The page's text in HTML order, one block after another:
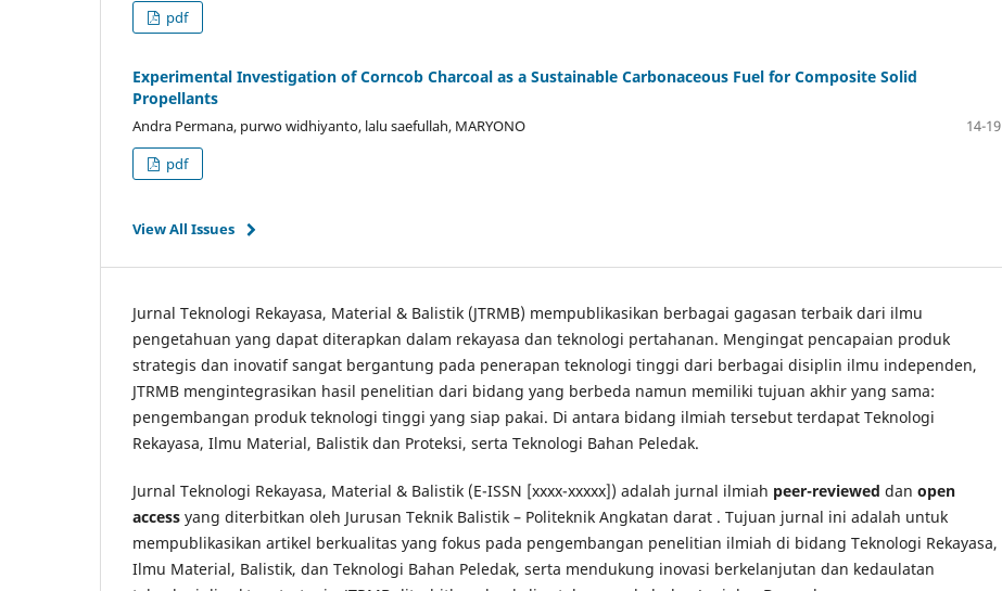
pdf
Experimental Investigation of Corncob Charcoal as a Sustainable Carbonaceous Fuel for Composite Solid
Propellants
Andra Permana, purwo widhiyanto, lalu saefullah, MARYONO
14-19
pdf
View All Issues
Jurnal Teknologi Rekayasa, Material & Balistik (JTRMB) mempublikasikan berbagai gagasan terbaik dari ilmu
pengetahuan yang dapat diterapkan dalam rekayasa dan teknologi pertahanan. Mengingat pencapaian produk
strategis dan inovatif sangat bergantung pada penerapan teknologi tinggi dari berbagai disiplin ilmu independen,
JTRMB mengintegrasikan hasil penelitian dari bidang yang berbeda namun memiliki tujuan akhir yang sama:
pengembangan produk teknologi tinggi yang siap pakai. Di antara bidang ilmiah tersebut terdapat Teknologi
Rekayasa, Ilmu Material, Balistik dan Proteksi, serta Teknologi Bahan Peledak.
Jurnal Teknologi Rekayasa, Material & Balistik (E-ISSN [xxxx-xxxxx]) adalah jurnal ilmiah peer-reviewed dan open
access yang diterbitkan oleh Jurusan Teknik Balistik – Politeknik Angkatan darat . Tujuan jurnal ini adalah untuk
mempublikasikan artikel berkualitas yang fokus pada pengembangan penelitian ilmiah di bidang Teknologi Rekayasa,
Ilmu Material, Balistik, dan Teknologi Bahan Peledak, serta mendukung inovasi berkelanjutan dan kedaulatan